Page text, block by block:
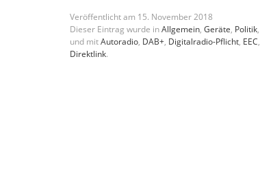
Veröffentlicht am 15. November2018
Dieser Eintrag wurde inAllgemein, Geräte, Politik,
und mitAutoradio, DAB+, Digitalradio-Pflicht, EEC,
Direktlink.